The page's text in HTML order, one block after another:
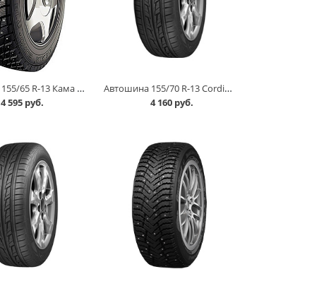
Автошина 155/65 R-13 Кама EURO 518 73T шип в Омске
4 595 руб.
Автошина 155/70 R-13 Cordiant Road Runner 75T в Омске
4 160 руб.